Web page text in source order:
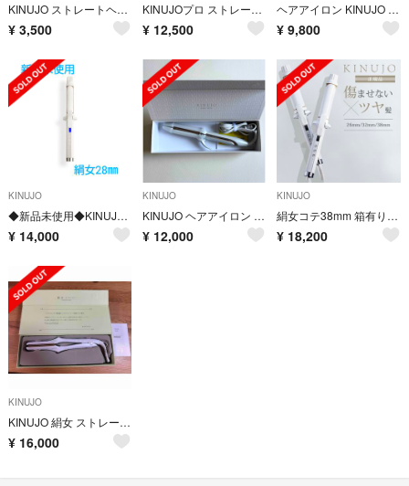
KINUJO ストレートヘアアイロン DS200
¥ 3,500
KINUJOプロ ストレートアイロン
¥ 12,500
ヘアアイロン KINUJO SCS024 新品未使用
¥ 9,800
KINUJO
◆新品未使用◆KINUJO絹女カールアイロン28㎜
¥ 14,000
KINUJO
KINUJO ヘアアイロン 2W01
¥ 12,000
KINUJO
絹女コテ38mm 箱有り美品
¥ 18,200
KINUJO
KINUJO 絹女 ストレートヘアアイロン
¥ 16,000